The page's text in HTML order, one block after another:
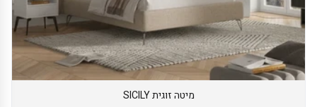
מיטה זוגית SICILY